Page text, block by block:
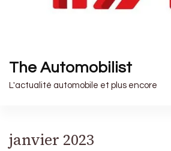
The Automobilist
L'actualité automobile et plus encore
janvier 2023